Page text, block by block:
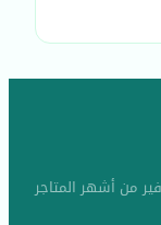
من أشهر المتاجر